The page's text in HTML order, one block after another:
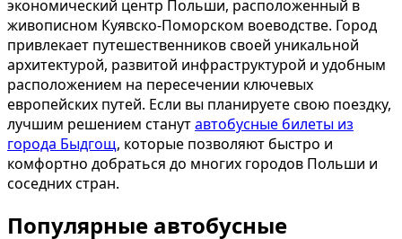
экономический центр Польши, расположенный в
живописном Куявско-Поморском воеводстве. Город
привлекает путешественников своей уникальной
архитектурой, развитой инфраструктурой и удобным
расположением на пересечении ключевых
европейских путей. Если вы планируете свою поездку,
лучшим решением станутавтобусные билеты из
города Быдгощ, которые позволяют быстро и
комфортно добраться до многих городов Польши и
соседних стран.
Популярные автобусные